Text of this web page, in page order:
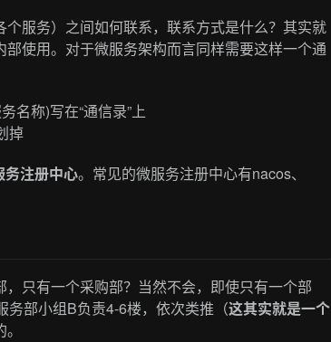
服务）之间如何联系，联系方式是什么？其实就
使用。对于微服务架构而言同样需要这样一个通
名称)写在“通信录”上
掉
务注册中心。常见的微服务注册中心有nacos、
只有一个采购部？当然不会，即使只有一个部
务部小组B负责4-6楼，依次类推（这其实就是一个